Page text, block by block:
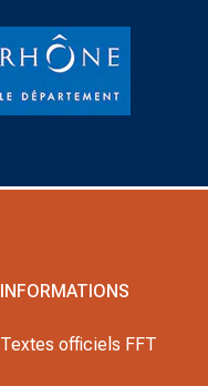
INFORMATIONS
Textes officiels FFT